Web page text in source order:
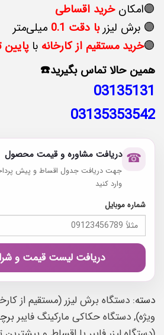
🟣امکانخرید اقساطی
🟣 برش لیزربا دقت 0.1
میلی‌متر
🟣خرید مستقیم از کارخانه با
همین حالا تماس بگیرید☎️
03135131
03135353542
☎ دریافت مشاوره و قیمت محصول
جهت دریافت جدول اقساط و پیش
وارد کنید
شماره موبایل
دریافت لیست قیمت و
دسته: دستگاه برش لیزر (مستقیم از
ویژه),دستگاه حکاکی مارکینگ فایبر